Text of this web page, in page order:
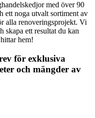
med över 90
ett noga utvalt sortiment av
alla renoveringsprojekt. Vi
skapa ett resultat du kan
hem!
för exklusiva
och mängder av